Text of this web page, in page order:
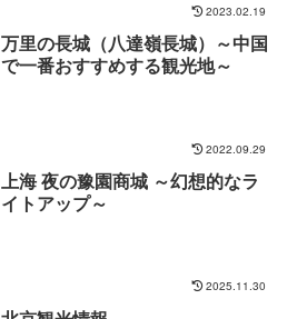
2023.02.19
万里の長城（八達嶺長城）～中国
で一番おすすめする観光地～
2022.09.29
上海 夜の豫園商城 ～幻想的なラ
イトアップ～
2025.11.30